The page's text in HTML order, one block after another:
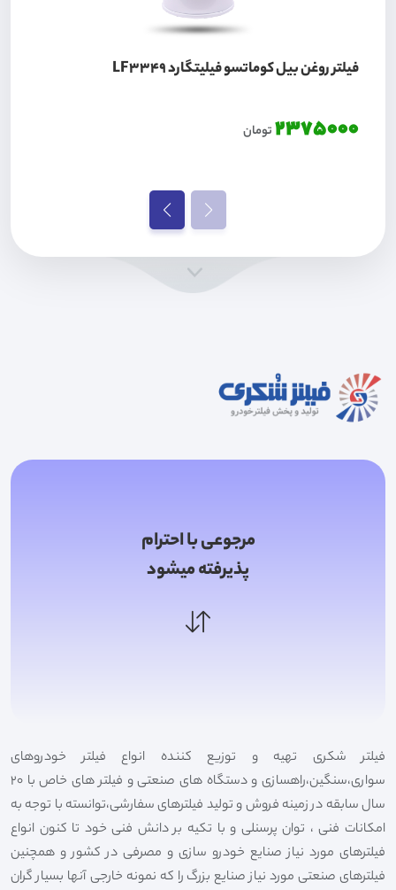
فیلتر روغن بیل کوماتسو فیلیتگارد LF3349
2375000تومان
مرجوعی با احترام
پذیرفته میشود
فیلتر شکری تهیه و توزیع کننده انواع فیلتر خودروهای
سواری،سنگین،راهسازی و دستگاه های صنعتی و فیلتر های خاص با 20
سال سابقه در زمینه فروش و تولید فیلترهای سفارشی،توانسته با توجه به
امکانات فنی ، توان پرسنلی و با تکیه بر دانش فنی خود تا کنون انواع
فیلترهای مورد نیاز صنایع خودرو سازی و مصرفی در کشور و همچنین
فیلترهای صنعتی مورد نیاز صنایع بزرگ را که نمونه خارجی آنها بسیار گران